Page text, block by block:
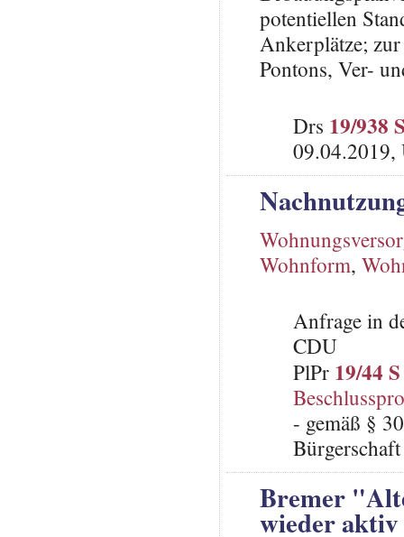
potentiellen
Ankerplätze;
Pontons, Ver-
Drs 19/938
09.04.2019,
Wohnform,
Anfrage in
CDU
PlPr 19/44 S
- gemäß §
Bremer
wieder aktiv